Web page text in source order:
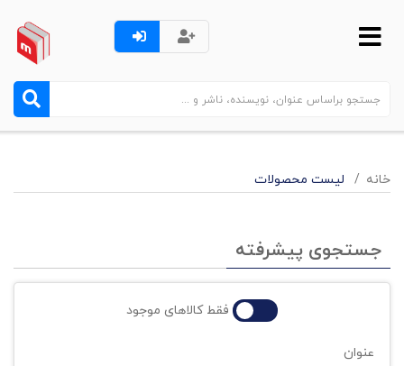
خانه لیست محصولات
جستجوی پیشرفته
فقط کالاهای موجود
عنوان